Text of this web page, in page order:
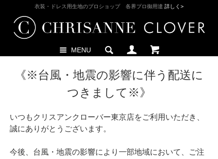
衣装・ドレス用生地のプロショップ 各界プロ御用達 詳しく>
MENU
《※台風・地震の影響に伴う配送に
つきまして※》
いつもクリスアンクローバー東京店をご利用いただき、
誠にありがとうございます。
今後、台風・地震の影響により一部地域において、ご注